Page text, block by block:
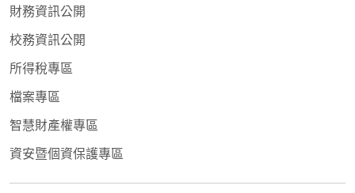
財務資訊公開
校務資訊公開
所得稅專區
檔案專區
智慧財產權專區
資安暨個資保護專區